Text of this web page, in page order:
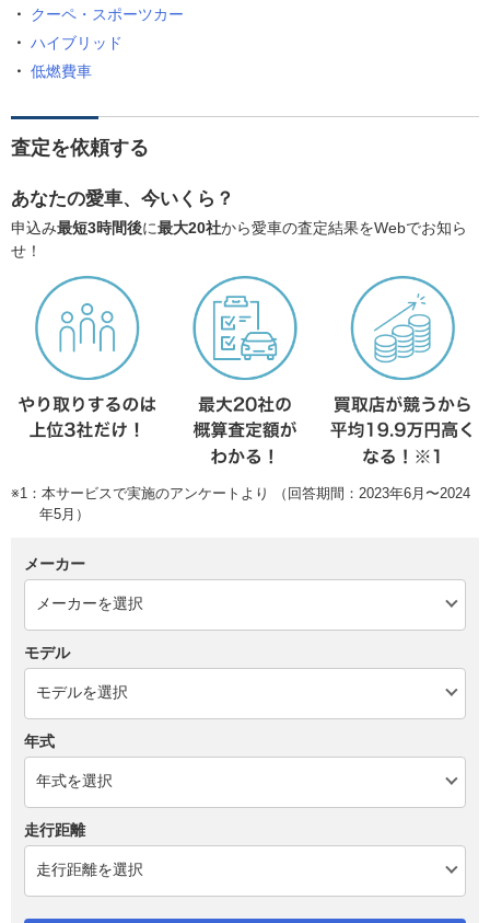
クーペ・スポーツカー
ハイブリッド
低燃費車
査定を依頼する
あなたの愛車、今いくら？
申込み最短3時間後に最大20社から愛車の査定結果をWebでお知ら
せ！
※1：本サービスで実施のアンケートより （回答期間：2023年6月〜2024
年5月）
メーカー
モデル
年式
走行距離